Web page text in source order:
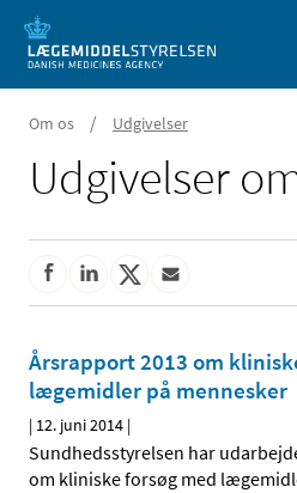
Om os / Udgivelser
Udgivelser
Årsrapport 2013 om
lægemidler på mennesker
| 12. juni 2014 |
Sundhedsstyrelsen har
om kliniske forsøg med